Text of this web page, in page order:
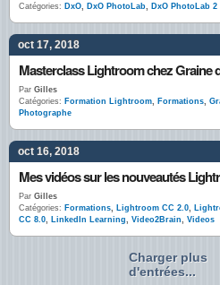
Catégories: DxO, DxO PhotoLab, DxO PhotoLab 2
oct 17, 2018
Par Gilles
Catégories: Formation Lightroom, Formations,
Photographe
oct 16, 2018
Mes vidéos sur les nouveautés
Par Gilles
Catégories: Formations, Lightroom CC 2.0,
CC 8.0, LinkedIn Learning, Video2Brain, Videos
Charger plus
d'entrées...